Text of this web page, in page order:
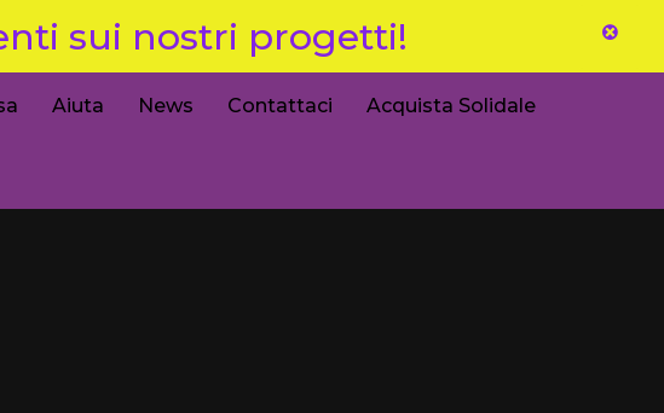
sui nostri progetti!
Aiuta News Contattaci Acquista Solidale